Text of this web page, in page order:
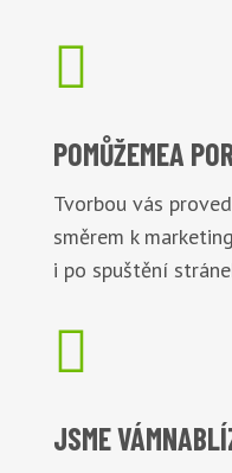

POMŮŽEMEA
Tvorbou vás
směrem k
i po spuštění

JSME VÁM